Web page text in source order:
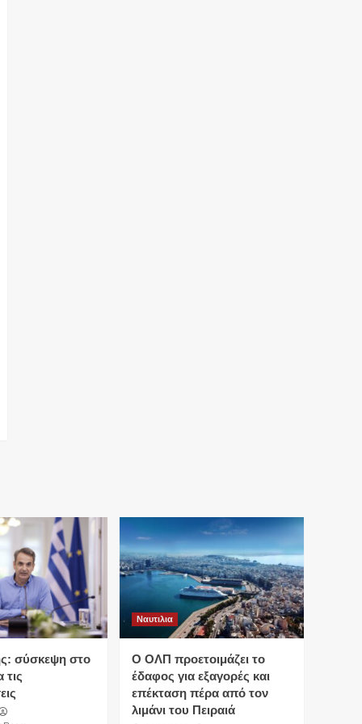
σύσκεψη στο
τις
Ναυτιλια
O ΟΛΠ προετοιμάζει το
έδαφος για εξαγορές και
επέκταση πέρα από τον
λιμάνι του Πειραιά